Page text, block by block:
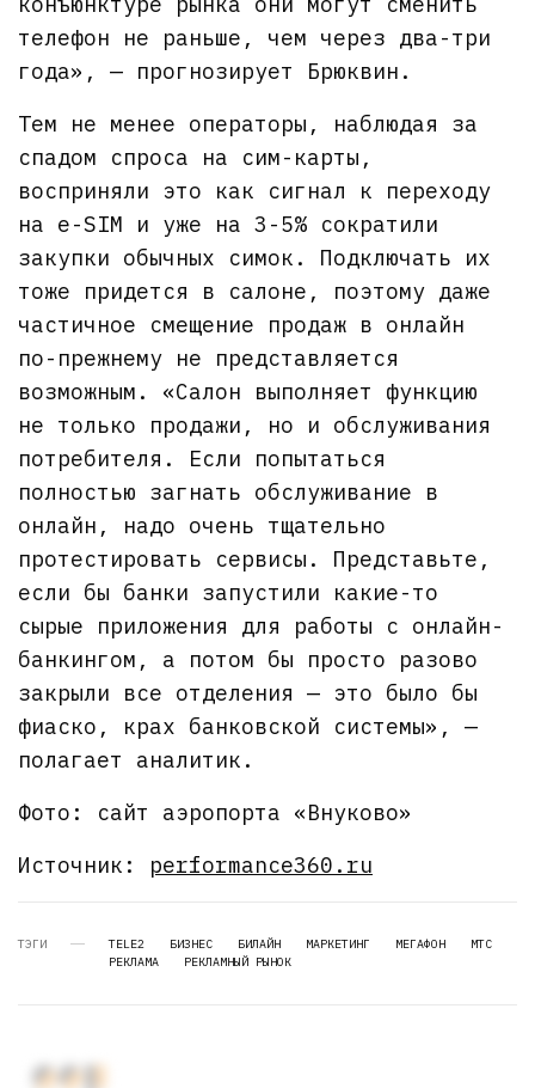
телефон не раньше, чем через два-три
года», — прогнозирует Брюквин.
Тем не менее операторы, наблюдая за
спадом спроса на сим-карты,
восприняли это как сигнал к переходу
на e-SIM и уже на 3-5% сократили
закупки обычных симок. Подключать их
тоже придется в салоне, поэтому даже
частичное смещение продаж в онлайн
по-прежнему не представляется
возможным. «Салон выполняет функцию
не только продажи, но и обслуживания
потребителя. Если попытаться
полностью загнать обслуживание в
онлайн, надо очень тщательно
протестировать сервисы. Представьте,
если бы банки запустили какие-то
сырые приложения для работы с онлайн-
банкингом, а потом бы просто разово
закрыли все отделения — это было бы
фиаско, крах банковской системы», —
полагает аналитик.
Фото: сайт аэропорта «Внуково»
Источник: performance360.ru
ТЭГИ TELE2 БИЗНЕС БИЛАЙН МАРКЕТИНГ МЕГАФОН
МТС
РЕКЛАМА
РЕКЛАМНЫЙ РЫНОК